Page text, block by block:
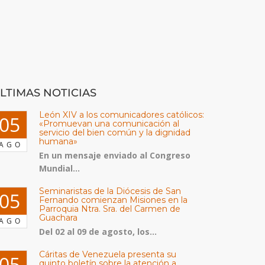
NOTICIAS
León XIV a los comunicadores católicos:
«Promuevan una comunicación al
servicio del bien común y la dignidad
humana»
En un mensaje enviado al Congreso
Mundial...
Seminaristas de la Diócesis de San
Fernando comienzan Misiones en la
Parroquia Ntra. Sra. del Carmen de
Guachara
Del 02 al 09 de agosto, los...
Cáritas de Venezuela presenta su